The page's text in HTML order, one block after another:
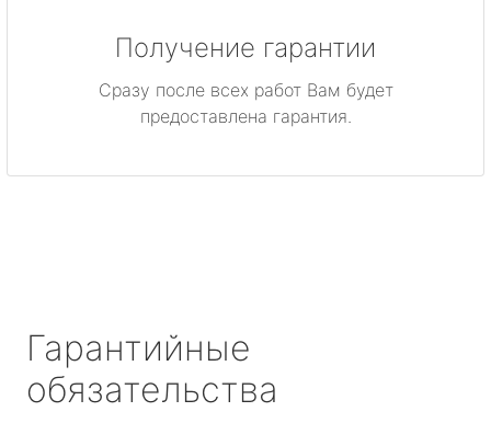
Получение гарантии
Сразу после всех работ Вам будет
предоставлена гарантия.
Гарантийные
обязательства